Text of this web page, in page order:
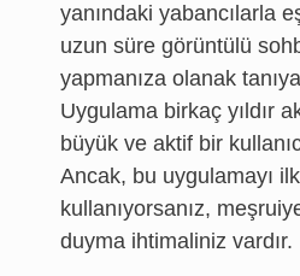
yanındaki yabancılarla
uzun süre görüntülü
yapmanıza olanak
Uygulama birkaç yıldır
büyük ve aktif bir
Ancak, bu uygulamayı
kullanıyorsanız,
duyma ihtimaliniz vardır.